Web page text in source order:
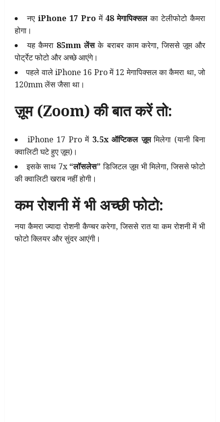
नए iPhone 17 Proमें 48 मेगापिक्सलका टेलीफोटो कैमरा
होगा।
यह कैमरा 85mm लेंसके बराबर काम करेगा, जिससे ज़ूम और
पोर्ट्रेट फोटो और अच्छे आएंगे।
पहले वाले iPhone 16 Pro में 12 मेगापिक्सल का कैमरा था, जो
120mm लेंस जैसा था।
ज़ूम (Zoom) की बात करें तो:
iPhone 17 Pro में 3.5x ऑप्टिकल ज़ूममिलेगा (यानी बिना
क्वालिटी घटे हुए ज़ूम)।
इसके साथ 7x“लॉसलेस” डिजिटल ज़ूम भी मिलेगा, जिससे फोटो
की क्वालिटी खराब नहीं होगी।
कम रोशनी में भी अच्छी फोटो:
नया कैमरा ज्यादा रोशनी कैप्चर करेगा, जिससे रात या कम रोशनी में भी
फोटो क्लियर और सुंदर आएंगी।